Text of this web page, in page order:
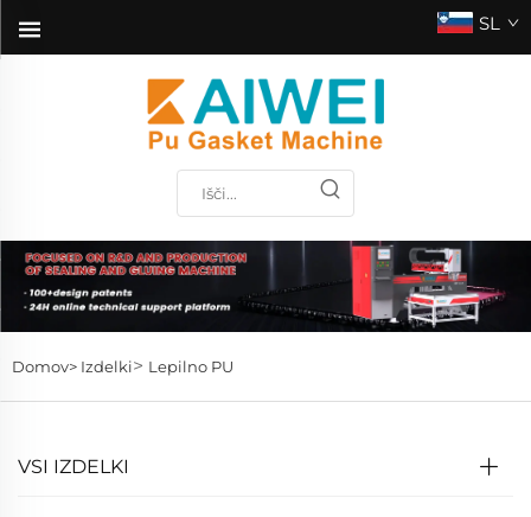
SL
Domov> Izdelki> Lepilno PU
VSI IZDELKI